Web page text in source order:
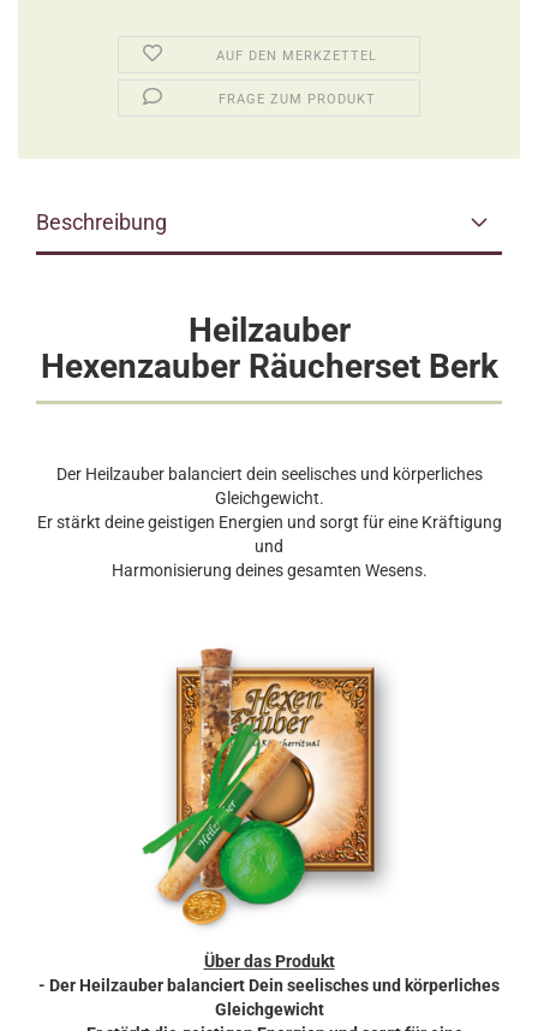
AUF DEN MERKZETTEL
FRAGE ZUM PRODUKT
Beschreibung
Heilzauber
Hexenzauber Räucherset Berk
Der Heilzauber balanciert dein seelisches und körperliches
Gleichgewicht.
Er stärkt deine geistigen Energien und sorgt für eine Kräftigung
und
Harmonisierung deines gesamten Wesens.
Über das Produkt
- Der Heilzauber balanciert Dein seelisches und körperliches
Gleichgewicht